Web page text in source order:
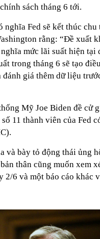
sách tháng 6 tới.
Fed sẽ kết thúc
rằng: “Đề xuất
mức lãi suất hiện tại
trong tháng 6 sẽ tạo
giá thêm dữ liệu
Mỹ Joe Biden đề cử
11 thành viên của Fed
và bày tỏ động thái ủng
thân cũng muốn xem
2/6 và một báo cáo khác